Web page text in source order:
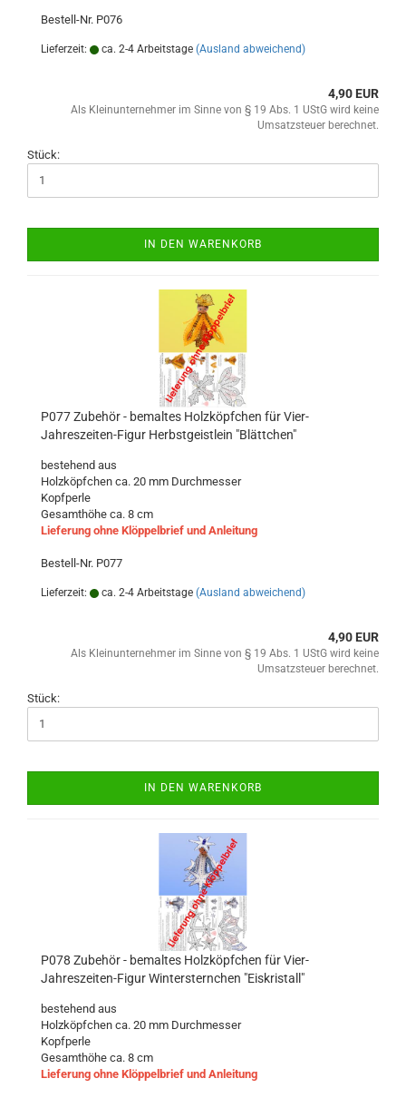
Bestell-Nr. P076
Lieferzeit: ca. 2-4 Arbeitstage (Ausland abweichend)
4,90 EUR
Als Kleinunternehmer im Sinne von § 19 Abs. 1 UStG wird keine
Umsatzsteuer berechnet.
Stück:
IN DEN WARENKORB
P077 Zubehör - bemaltes Holzköpfchen für Vier-
Jahreszeiten-Figur Herbstgeistlein "Blättchen"
bestehend aus
Holzköpfchen ca. 20 mm Durchmesser
Kopfperle
Gesamthöhe ca. 8 cm
Lieferung ohne Klöppelbrief und Anleitung
Bestell-Nr. P077
Lieferzeit: ca. 2-4 Arbeitstage (Ausland abweichend)
4,90 EUR
Als Kleinunternehmer im Sinne von § 19 Abs. 1 UStG wird keine
Umsatzsteuer berechnet.
Stück:
IN DEN WARENKORB
P078 Zubehör - bemaltes Holzköpfchen für Vier-
Jahreszeiten-Figur Wintersternchen "Eiskristall"
bestehend aus
Holzköpfchen ca. 20 mm Durchmesser
Kopfperle
Gesamthöhe ca. 8 cm
Lieferung ohne Klöppelbrief und Anleitung